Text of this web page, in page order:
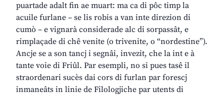
puartade adalt fin ae muart: ma ca di pôc timp la
acuile furlane – se lis robis a van inte direzion di
cumò – e vignarà considerade alc di sorpassât, e
rimplaçade di chê venite (o trivenite, o “nordestine”).
Ancje se a son tancj i segnâi, invezit, che la int e à
tante voie di Friûl. Par esempli, no si pues tasê il
straordenari sucès dai cors di furlan par forescj
inmaneâts in linie de Filologjiche par utents di